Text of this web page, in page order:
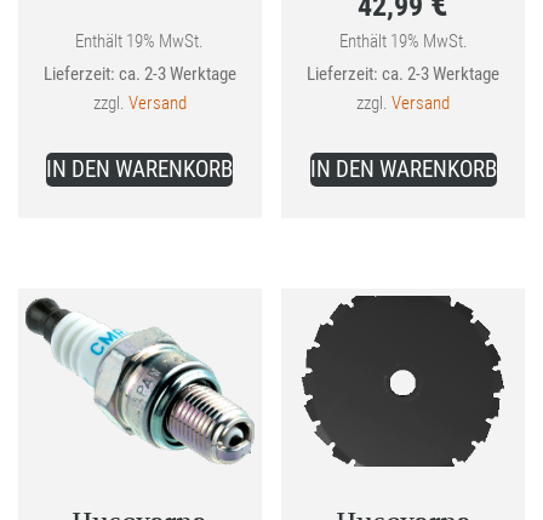
Enthält 19% MwSt.
Lieferzeit: ca. 2-3 Werktage
zzgl. Versand
IN DEN WARENKORB
war:
57,39 €
Aktueller
Preis
42,99 €.
Enthält 19% MwSt.
Lieferzeit: ca. 2-3 Werktage
zzgl.Versand
IN DEN WARENKORB